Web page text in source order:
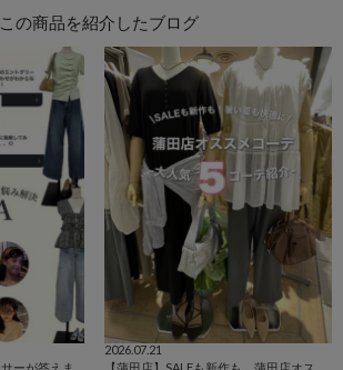
この商品を紹介したブログ
2026.07.21